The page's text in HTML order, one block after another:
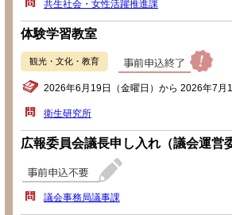
共生社会・女性活躍推進課
体験学習教室
観光・文化・教育
2026年6月19日（金曜日）から 2026年7月
衛生研究所
広報委員会議長申し入れ（議会運営
議会事務局議事課